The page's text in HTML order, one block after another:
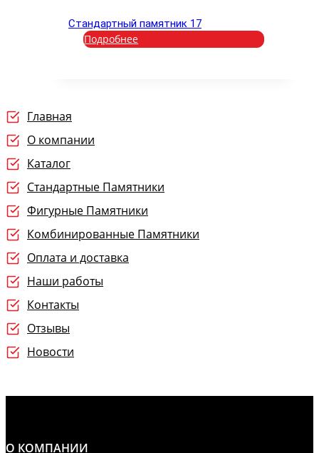
Стандартный памятник 17
Подробнее
Главная
О компании
Каталог
Стандартные Памятники
Фигурные Памятники
Комбинированные Памятники
Оплата и доставка
Наши работы
Контакты
Отзывы
Новости
О КОМПАНИИ